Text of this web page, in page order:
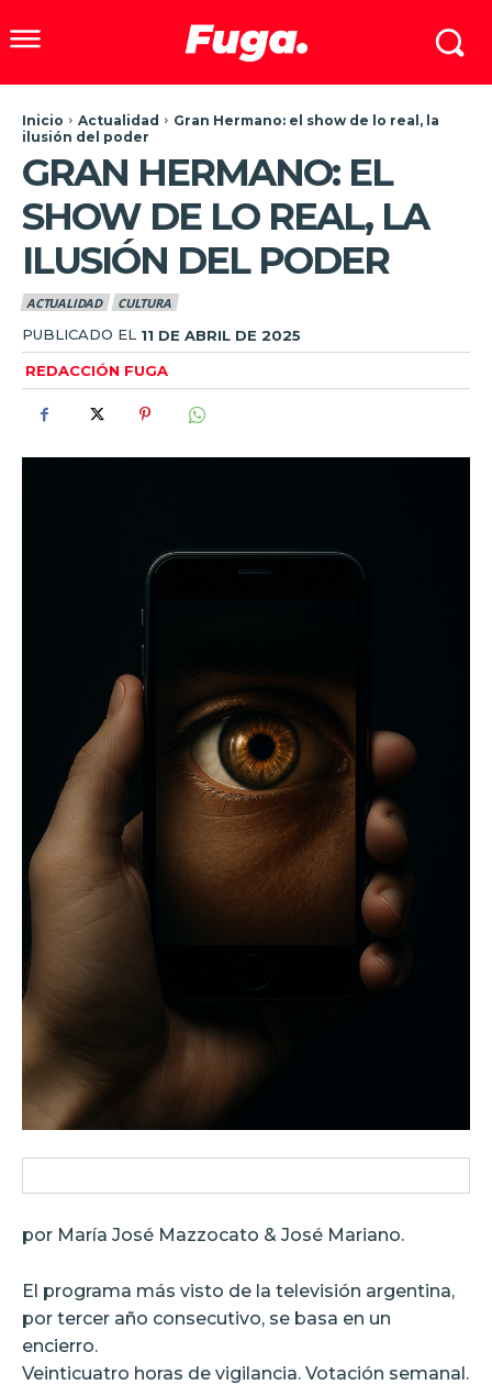
Inicio Actualidad
Gran Hermano: el show de lo real, la
ilusión del poder
GRAN HERMANO: EL
SHOW DE LO REAL, LA
ILUSIÓN DEL PODER
ACTUALIDAD CULTURA
PUBLICADO EL 11 DE ABRIL DE 2025
REDACCIÓN FUGA
por María José Mazzocato & José Mariano.
El programa más visto de la televisión argentina,
por tercer año consecutivo, se basa en un
encierro.
Veinticuatro horas de vigilancia. Votación semanal.